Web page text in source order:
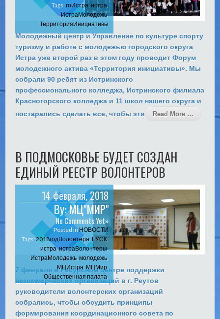
Tags:гоИстра,истра,
ИстраМолодежь,
ТерриторияИнициативы
Молодежный центр и Управление по культуре спорту
туризму и работе с молодежью городского округа
Истра уже второй раз в этом году проводит Форум
молодежного актива «Территория инициативы». Мы
собрали 90 ребят из Истринского
профессионального колледжа, Истринского филиала
Красногорского колледжа и 11 школ нашего округа и
постарались сделать все, чтобы эти
Read More …
В ПОДМОСКОВЬЕ БУДЕТ СОЗДАН
ЕДИНЫЙ РЕЕСТР ВОЛОНТЕРОВ
14 февраля, 2018
By:МЦ"МИР"
No Comments Yet»
Posted inНОВОСТИ
Tags:2018годВолонтера ГУСК
истра,истраВолонтеры,
ИстраМолодежь ,молодежь
МЦИстра МЦМир
Общественная палата
ОПИстра ОПМО, яволонтер
7 февраля в Ресурсном центре поддержки
некоммерческих организаций в г. Реутов
руководители волонтерских организаций
собрались, чтобы обсудить принципы
формирования координационного совета по